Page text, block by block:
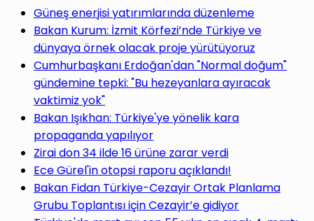
Güneş enerjisi yatırımlarında düzenleme
Bakan Kurum: İzmit Körfezi’nde Türkiye ve
dünyaya örnek olacak proje yürütüyoruz
Cumhurbaşkanı Erdoğan'dan "Normal doğum"
gündemine tepki: "Bu hezeyanlara ayıracak
vaktimiz yok"
Bakan Işıkhan: Türkiye'ye yönelik kara
propaganda yapılıyor
Zirai don 34 ilde 16 ürüne zarar verdi
Ece Gürel'in otopsi raporu açıklandı!
Bakan Fidan Türkiye-Cezayir Ortak Planlama
Grubu Toplantısı için Cezayir’e gidiyor